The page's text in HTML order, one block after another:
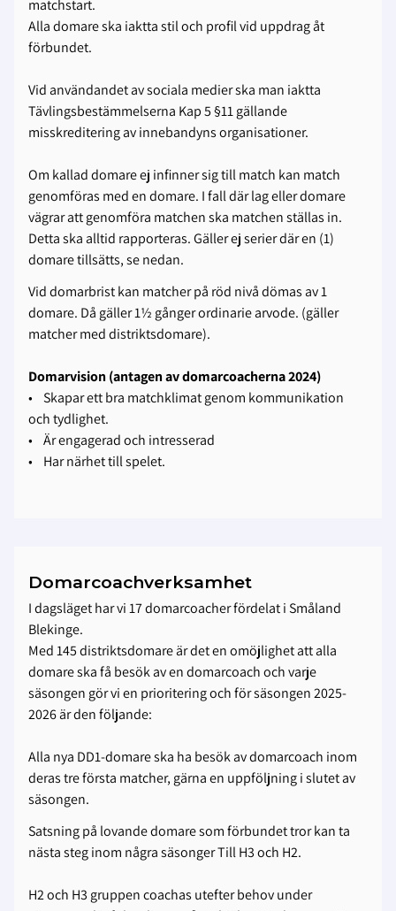
matchstart.
Alla domare ska iaktta stil och profil vid uppdrag åt
förbundet.
Vid användandet av sociala medier ska man iaktta
Tävlingsbestämmelserna Kap 5 §11 gällande
misskreditering av innebandyns organisationer.
Om kallad domare ej infinner sig till match kan match
genomföras med en domare. I fall där lag eller domare
vägrar att genomföra matchen ska matchen ställas in.
Detta ska alltid rapporteras. Gäller ej serier där en (1)
domare tillsätts, se nedan.
Vid domarbrist kan matcher på röd nivå dömas av 1
domare. Då gäller 1½ gånger ordinarie arvode. (gäller
matcher med distriktsdomare).
Domarvision (antagen av domarcoacherna 2024)
• Skapar ett bra matchklimat genom kommunikation
och tydlighet.
• Är engagerad och intresserad
• Har närhet till spelet.
Domarcoachverksamhet
I dagsläget har vi 17 domarcoacher fördelat i Småland
Blekinge.
Med 145 distriktsdomare är det en omöjlighet att alla
domare ska få besök av en domarcoach och varje
säsongen gör vi en prioritering och för säsongen 2025-
2026 är den följande:
Alla nya DD1-domare ska ha besök av domarcoach inom
deras tre första matcher, gärna en uppföljning i slutet av
säsongen.
Satsning på lovande domare som förbundet tror kan ta
nästa steg inom några säsonger Till H3 och H2.
H2 och H3 gruppen coachas utefter behov under